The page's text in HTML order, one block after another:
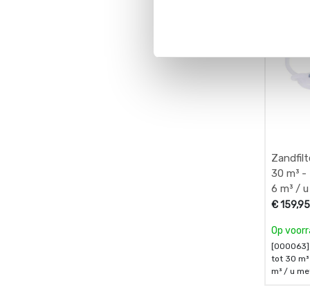
30 m³
6 m³ /
pomp
€159,95
Op
tot 30
m³ / u